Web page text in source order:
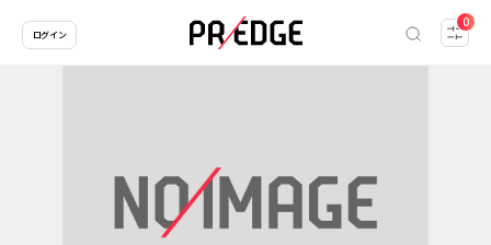
0
ログイン